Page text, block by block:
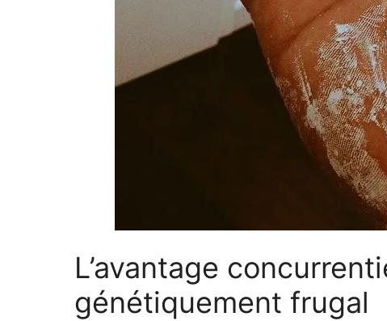
L’avantage
génétiquement frugal